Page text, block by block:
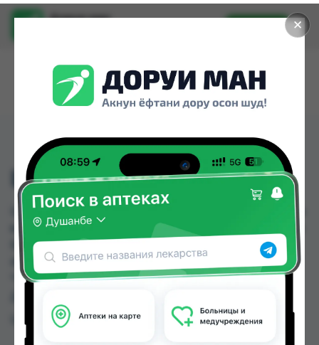
✕
Доруи ман
Установить
ШАЛФЕЙ ТРАВА 50Г
ШАЛФЕЙ ТРАВА 50Г можно купить или заказать
в аптеках, Авиценна, Аптека Нур (Nur), Дорухона
Бародарон, Дорухона Зубайда, Дорухона
Имтиёз, Дорухона Ромашка, Дорухонаи
"Гулчехр" по цене от 3.40 TJS до 15.00 TJS в
Цена: от3.40 TJS